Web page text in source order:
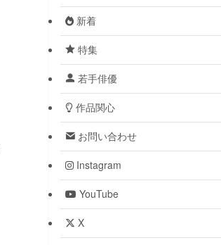
新着
特集
若手俳優
作品関心
お問い合わせ
Instagram
YouTube
X